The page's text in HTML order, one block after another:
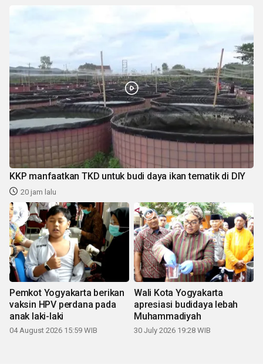
KKP manfaatkan TKD untuk budi daya ikan tematik di DIY
20 jam lalu
Pemkot Yogyakarta berikan
vaksin HPV perdana pada
anak laki-laki
04 August 2026 15:59 WIB
Wali Kota Yogyakarta
apresiasi budidaya lebah
Muhammadiyah
30 July 2026 19:28 WIB